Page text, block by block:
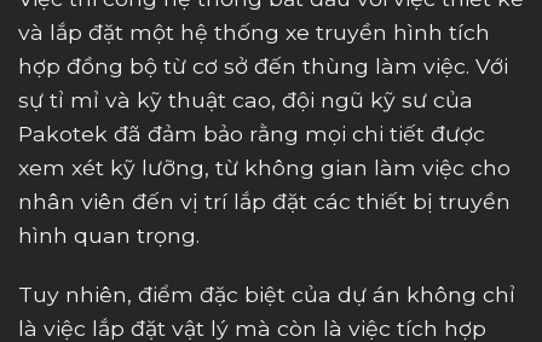
và lắp đặt một hệ thống xe truyền hình tích
hợp đồng bộ từ cơ sở đến thùng làm việc. Với
sự tỉ mỉ và kỹ thuật cao, đội ngũ kỹ sư của
Pakotek đã đảm bảo rằng mọi chi tiết được
xem xét kỹ lưỡng, từ không gian làm việc cho
nhân viên đến vị trí lắp đặt các thiết bị truyền
hình quan trọng.
Tuy nhiên, điểm đặc biệt của dự án không chỉ
là việc lắp đặt vật lý mà còn là việc tích hợp